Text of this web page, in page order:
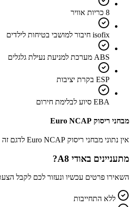
8 כריות אוויר
isofix חיבור למושבי בטיחות לילדים
ABS מערכת למניעת נעילת גלגלים
ESP בקרת יציבות
EBA סיוע לבלימת חירום
מבחני ריסוק Euro NCAP
אין נתוני מבחני ריסוק Euro NCAP לדגם זה
מתעניינים באודי A8 ?
השאירו פרטים עכשיו ונעזור לכם לקבל
ללא התחייבות